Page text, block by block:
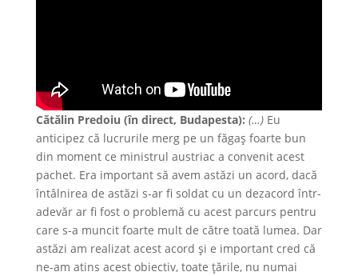
Cătălin Predoiu (în direct, Budapesta): (…) Eu
anticipez că lucrurile merg pe un făgaș foarte bun
din moment ce ministrul austriac a convenit acest
pachet. Era important să avem astăzi un acord, dacă
întâlnirea de astăzi s-ar fi soldat cu un dezacord într-
adevăr ar fi fost o problemă cu acest parcurs pentru
care s-a muncit foarte mult de către toată lumea. Dar
astăzi am realizat acest acord și e important cred că
ne-am atins acest obiectiv, toate țările, nu numai